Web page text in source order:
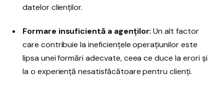
datelor clienților.
Formare insuficientă a agenților: Un alt factor
care contribuie la ineficiențele operațiunilor este
lipsa unei formări adecvate, ceea ce duce la erori și
la o experiență nesatisfăcătoare pentru clienți.